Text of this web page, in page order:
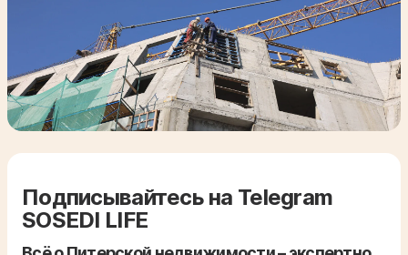
Подписывайтесь на Telegram
SOSEDI LIFE